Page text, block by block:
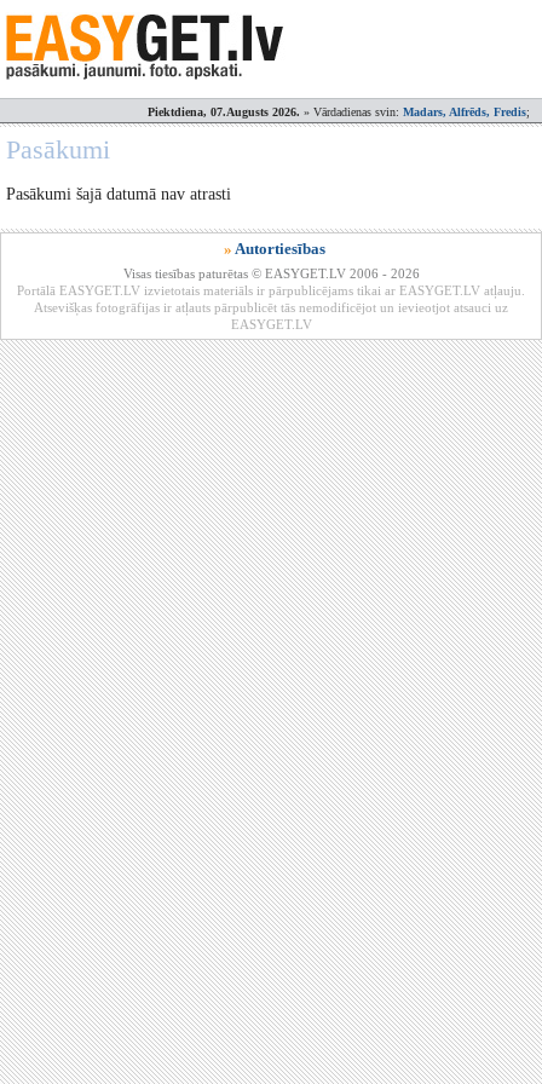
Piektdiena, 07.Augusts 2026. » Vārdadienas svin: Madars, Alfrēds, Fredis;
Pasākumi
Pasākumi šajā datumā nav atrasti
» Autortiesības
Visas tiesības paturētas © EASYGET.LV 2006 - 2026
Portālā EASYGET.LV izvietotais materiāls ir pārpublicējams tikai ar EASYGET.LV atļauju.
Atsevišķas fotogrāfijas ir atļauts pārpublicēt tās nemodificējot un ievieotjot atsauci uz
EASYGET.LV